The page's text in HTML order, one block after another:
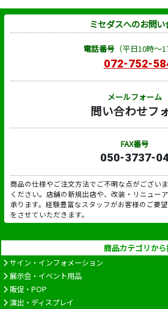
ミセダスへのお問い
電話番号（平日10時～
072-752-
メールフォーム
問い合わせフ
FAX番号
050-3737-
商品の仕様やご注文方法でご不明な点がござい
ください。店舗の新規出店や、改装・リニュー
承ります。経験豊富なスタッフがお客様のご要
をさせていただきます。
商品カテゴリか
サイン・インフォメーション
展示会・イベント用品
販促・POP
演出・ディスプレイ